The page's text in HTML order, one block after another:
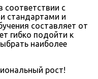
с
стандартами и
составляет от
гибко подойти к
наиболее
рост!